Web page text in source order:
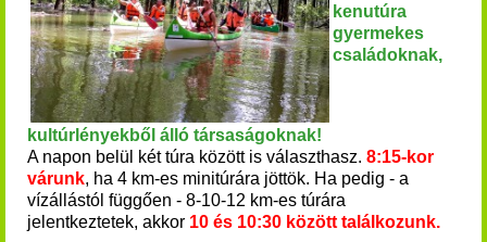
kenutúra
gyermekes
családoknak,
kultúrlényekből álló társaságoknak!
A napon belül két túra között is választhasz. 8:15-kor
várunk, ha 4 km-es minitúrára jöttök. Ha pedig - a
vízállástól függően - 8-10-12 km-es túrára
jelentkeztetek, akkor 10 és 10:30 között találkozunk.